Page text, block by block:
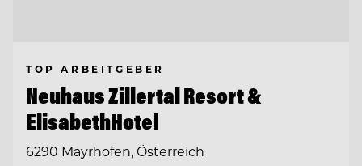
TOP ARBEITGEBER
Neuhaus Zillertal Resort &
ElisabethHotel
6290 Mayrhofen, Österreich